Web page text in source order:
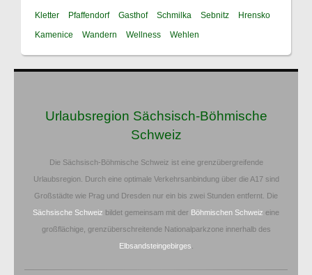
Kletter Pfaffendorf Gasthof Schmilka Sebnitz
Hrensko
Kamenice
Wandern Wellness Wehlen
Urlaubsregion Sächsisch-Böhmische
Schweiz
Die Sächsisch-Böhmische Schweiz ist eine grenzübergreifende
Urlaubsregion. Durch eine optimale Verkehrsanbindung über die A17 sind
Großstädte wie Prag und Dresden nur ein bis zwei Stunden entfernt. Die
Sächsische Schweiz bildet gemeinsam mit der Böhmischen Schweiz eine
großflächige, grenzüberschreitende Nationalparkzone innerhalb des
Elbsandsteingebirges